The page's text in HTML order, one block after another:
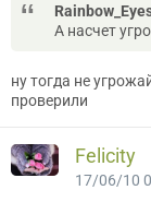
А насчет
ну тогда не
проверили
Felicity
17/06/10